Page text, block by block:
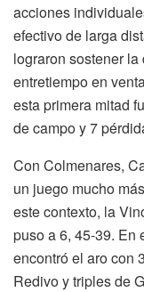
acciones
efectivo de larga
lograron sostener
entretiempo en
esta primera mitad
de campo y 7
Con Colmenares,
un juego mucho
este contexto, la
puso a 6, 45-39. En
encontró el aro con
Redivo y triples de